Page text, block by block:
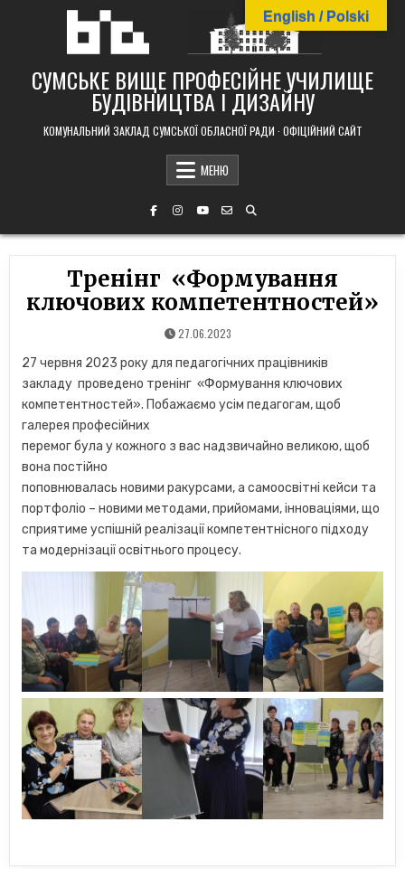
СУМСЬКЕ ВИЩЕ ПРОФЕСІЙНЕ УЧИЛИЩЕ
БУДІВНИЦТВА І ДИЗАЙНУ
КОМУНАЛЬНИЙ ЗАКЛАД СУМСЬКОЇ ОБЛАСНОЇ РАДИ · ОФІЦІЙНИЙ САЙТ
МЕНЮ
Тренінг «Формування
ключових компетентностей»
27.06.2023
27 червня 2023 року для педагогічних працівників
закладу проведено тренінг «Формування ключових
компетентностей». Побажаємо усім педагогам, щоб
галерея професійних
перемог була у кожного з вас надзвичайно великою, щоб
вона постійно
поповнювалась новими ракурсами, а самоосвітні кейси та
портфоліо – новими методами, прийомами, інноваціями, що
сприятиме успішній реалізації компетентнісного підходу
та модернізації освітнього процесу.
English / Polski